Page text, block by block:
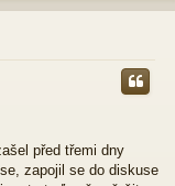
h
před třemi dny
zapojil se do diskuse